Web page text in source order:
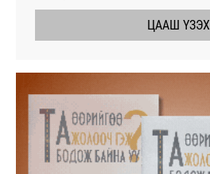
ЦААШ ҮЗЭХ